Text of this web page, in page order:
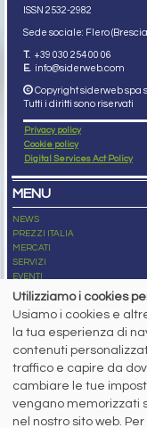
ISSN 2532-2982
Sede sociale: Flero
T. +39 030 254 00 06
E. info@siderweb.com
Copyright siderweb spa
Tutti i diritti sono riservati
Privacy policy
Cookie policy
Digital Services Act Policy
MENU
NEWS
PREZZI ITALIA
MERCATI
SERVIZI
EVENTI
ABBONAMENTI
NEWSLETTER
Capitale Sociale: 190.000€
Registro delle Imprese di
Codice Fiscale e Partita I.V.A.:
R.E.A. n. 419331
www.siderweb.com:
marzo 2004, Iscrizione al
Utilizziamo i cookies
Usiamo i cookies e
la tua esperienza di
contenuti
traffico e capire da
cambiare le tue
vengano memorizzati
nel nostro sito web.